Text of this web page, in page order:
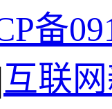
备
互联